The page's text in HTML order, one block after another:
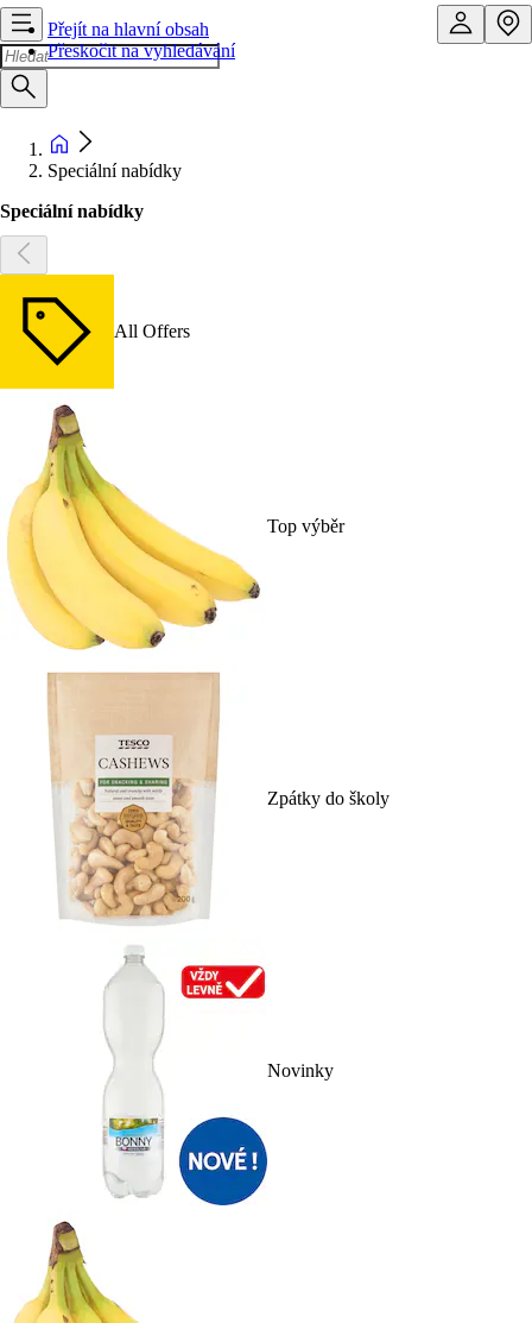
Přejít na hlavní obsah
Přeskočit na vyhledávání
Speciální nabídky
Speciální nabídky
All Offers
Top výběr
Zpátky do školy
Novinky